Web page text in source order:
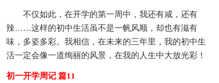
不仅如此，在开学的第一周中，我还有咸，还有
辣……这样的初中生活虽不是一帆风顺，却也有滋有
味，多姿多彩。我相信，在未来的三年里，我的初中生
活一定会像一道绚丽的风景，在我的人生中大放光彩！
初一开学周记 篇11